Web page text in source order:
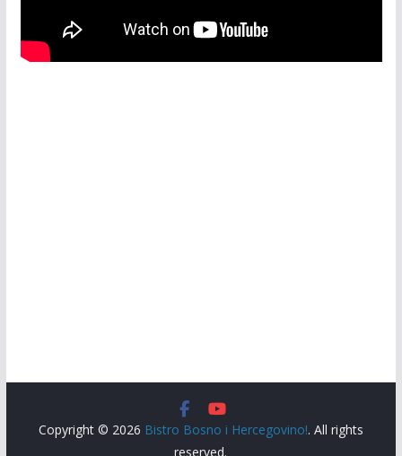
Copyright © 2026 Bistro Bosno i Hercegovino!. All rights
reserved.